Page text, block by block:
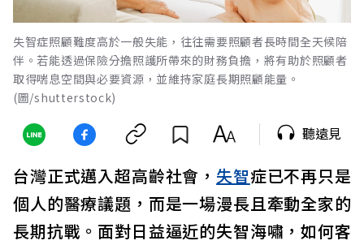
失智症照顧難度高於一般失能，往往需要照顧者長時間全天候陪
伴。若能透過保險分擔照護所帶來的財務負擔，將有助於照顧者
取得喘息空間與必要資源，並維持家庭長期照顧能量。
(圖/shutterstock)
聽遠見
台灣正式邁入超高齡社會， 失智症已不再只是
個人的醫療議題，而是一場漫長且牽動全家的
長期抗戰。面對日益逼近的失智海嘯，如何客